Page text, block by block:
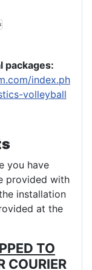
packages:
index.ph
volleyball
you have
provided with
installation
at the
TO
COURIER